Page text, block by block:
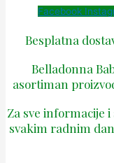
Facebook
Besplatna
Belladonna
asortiman
Za sve informacije
svakim radnim